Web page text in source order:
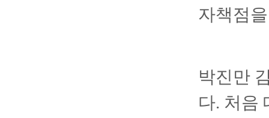
자책점
박진만
다. 처음